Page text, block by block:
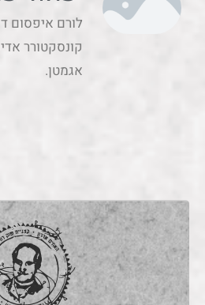
רוצים לשתף את
צרו איתנו